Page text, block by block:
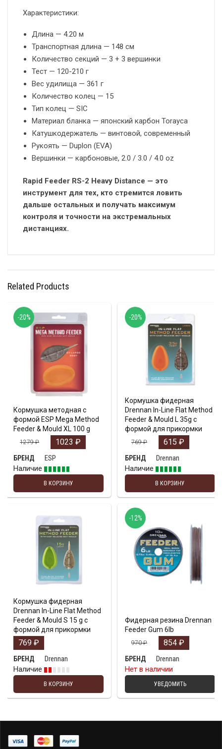
Характеристики:
Длина — 4.20 м
Транспортная длина — 148 см
Количество секций — 3 + 3 вершинки
Тест — 120-210 г
Вес удилища — 361 г
Количество колец — 15
Тип колец — SIC
Материал бланка — японский карбон Torayca
Катушкодержатель — винтовой, современный
Рукоять — Duplon (EVA)
Вершинки — карбоновые, 2.0 / 3.0 / 4.0 oz
Rapid Feeder RS-2 Heavy Distance — это
инструмент для тех, кто стремится ловить
дальше остальных и получать максимум
контроля и точности на экстремальных
дистанциях.
Related Products
Кормушка методная с
формой ESP Mega Method
Feeder & Mould XL 100 g
1279₽ 1023 ₽
БРЕНД
ESP
Наличие
В КОРЗИНУ
-20%
Кормушка фидерная
Drennan In-Line Flat Method
Feeder & Mould L 35g с
формой для прикормки
769₽ 615 ₽
БРЕНД
Drennan
Наличие
В КОРЗИНУ
-20%
Кормушка фидерная
Drennan In-Line Flat Method
Feeder & Mould S 15 g с
формой для прикормки
769 ₽
БРЕНД
Drennan
Наличие
В КОРЗИНУ
Фидерная резина Drennan
Feeder Gum 6lb
970₽ 854 ₽
БРЕНД
Drennan
Нет в наличии
УВЕДОМИТЬ
-12%